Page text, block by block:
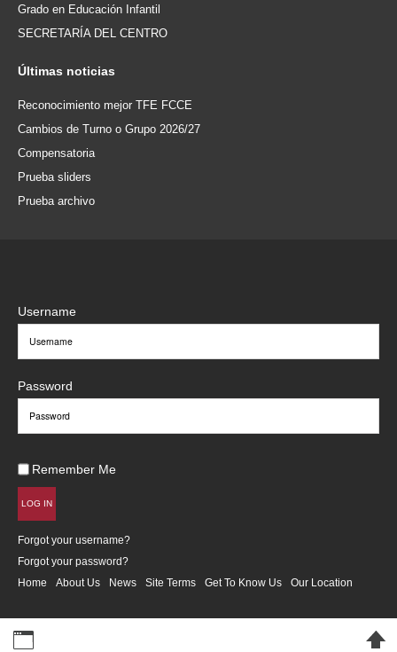
Grado en Educación Infantil
SECRETARÍA DEL CENTRO
Últimas noticias
Reconocimiento mejor TFE FCCE
Cambios de Turno o Grupo 2026/27
Compensatoria
Prueba sliders
Prueba archivo
Username
Password
Remember Me
LOG IN
Forgot your username?
Forgot your password?
Home
About Us News Site Terms Get To Know Us Our Location